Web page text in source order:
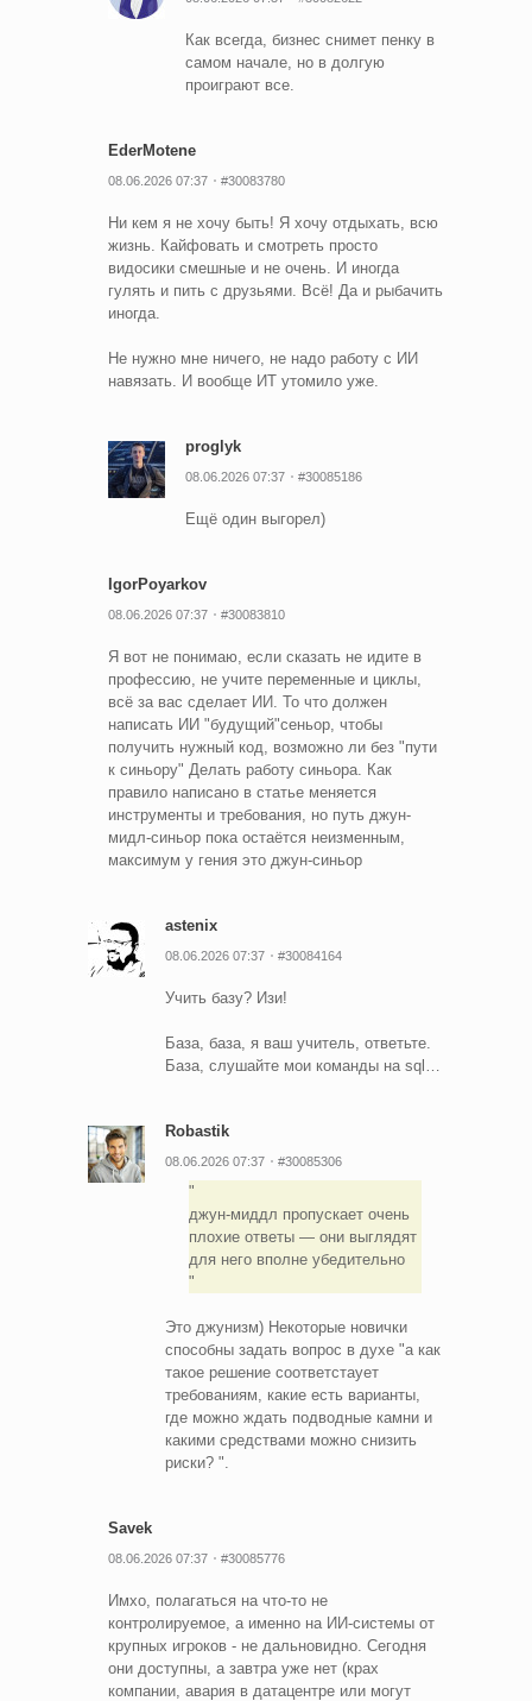
Как всегда, бизнес снимет пенку в
самом начале, но в долгую
проиграют все.
EderMotene
08.06.2026 07:37 #30083780
Ни кем я не хочу быть! Я хочу отдыхать, всю
жизнь. Кайфовать и смотреть просто
видосики смешные и не очень. И иногда
гулять и пить с друзьями. Всё! Да и рыбачить
иногда.
Не нужно мне ничего, не надо работу с ИИ
навязать. И вообще ИТ утомило уже.
proglyk
08.06.2026 07:37 #30085186
Ещё один выгорел)
IgorPoyarkov
08.06.2026 07:37 #30083810
Я вот не понимаю, если сказать не идите в
профессию, не учите переменные и циклы,
всё за вас сделает ИИ. То что должен
написать ИИ "будущий"сеньор, чтобы
получить нужный код, возможно ли без "пути
к синьору" Делать работу синьора. Как
правило написано в статье меняется
инструменты и требования, но путь джун-
мидл-синьор пока остаётся неизменным,
максимум у гения это джун-синьор
astenix
08.06.2026 07:37 #30084164
Учить базу? Изи!
База, база, я ваш учитель, ответьте.
База, слушайте мои команды на sql…
Robastik
08.06.2026 07:37 #30085306
джун-миддл пропускает очень
плохие ответы — они выглядят
для него вполне убедительно
Это джунизм) Некоторые новички
способны задать вопрос в духе "а как
такое решение соответстаует
требованиям, какие есть варианты,
где можно ждать подводные камни и
какими средствами можно снизить
риски? ".
Savek
08.06.2026 07:37 #30085776
Имхо, полагаться на что-то не
контролируемое, а именно на ИИ-системы от
крупных игроков - не дальновидно. Сегодня
они доступны, а завтра уже нет (крах
компании, авария в датацентре или могут